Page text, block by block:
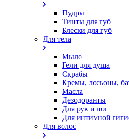
Пудры
Тинты для губ
Блески для губ
Для тела
Мыло
Гели для душа
Скрабы
Кремы, лосьоны,
Масла
Дезодоранты
Для рук и ног
Для интимной
Для волос